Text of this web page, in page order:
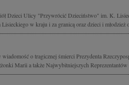
Dzieci Ulicy "Przywrócić Dzieciństwo" im. K.
w kraju i za granicą oraz dzieci i
o tragicznej śmierci Prezydenta
Marii a także Najwybitniejszych